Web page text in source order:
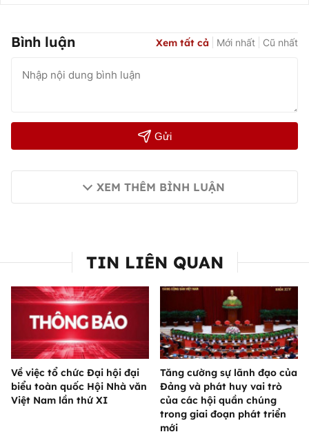
Bình luận Xem tất cả Mới nhất Cũ nhất
Gửi
XEM THÊM BÌNH LUẬN
TIN LIÊN QUAN
Về việc tổ chức Đại hội đại
biểu toàn quốc Hội Nhà văn
Việt Nam lần thứ XI
Tăng cường sự lãnh đạo của
Đảng và phát huy vai trò
của các hội quần chúng
trong giai đoạn phát triển
mới